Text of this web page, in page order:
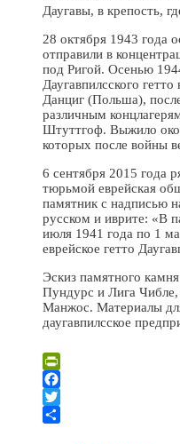
Даугавы, в крепость,
28 октября 1943 года
отправили в
под Ригой. Осенью
Даугавпилсского
Данциг (Польша),
различным
Штуттгоф. Выжило
которых после войны
6 сентября 2015 года
тюрьмой еврейская
памятник с надписью
русском и иврите: «В
июля 1941 года по 1
еврейское гетто
Эскиз памятного
Пундурс и Лига Чибле,
Манжос. Материалы
даугавпилсское
PrintFriendly
Facebook
Twitter